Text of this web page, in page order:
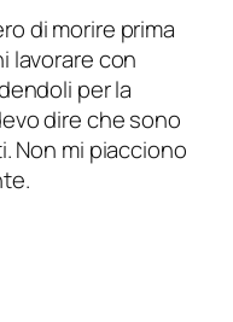
di morire prima
lavorare con
per la
dire che sono
Non mi piacciono